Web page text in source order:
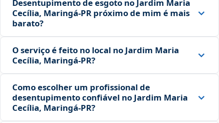
Desentupimento de esgoto no Jardim Maria
Cecília, Maringá‑PR próximo de mim é mais
barato?
O serviço é feito no local no Jardim Maria
Cecília, Maringá‑PR?
Como escolher um profissional de
desentupimento confiável no Jardim Maria
Cecília, Maringá‑PR?